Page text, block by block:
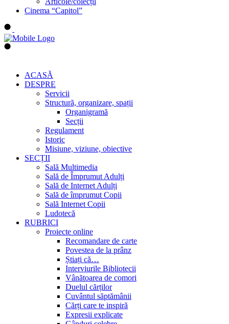
Cinema “Capitol”
ACASĂ
DESPRE
Servicii
Structură, organizare, spații
Organigramă
Secții
Regulament
Istoric
Misiune, viziune, obiective
SECȚII
Sală Multimedia
Sală de Împrumut Adulți
Sală de Internet Adulți
Sală de împrumut Copii
Sală Internet Copii
Ludotecă
RUBRICI
Proiecte online
Recomandare de carte
Povestea de la prânz
Știați că…
Interviurile Bibliotecii
Vânătoarea de comori
Duelul cărților
Cuvântul săptămânii
Cărți care te inspiră
Expresii explicate